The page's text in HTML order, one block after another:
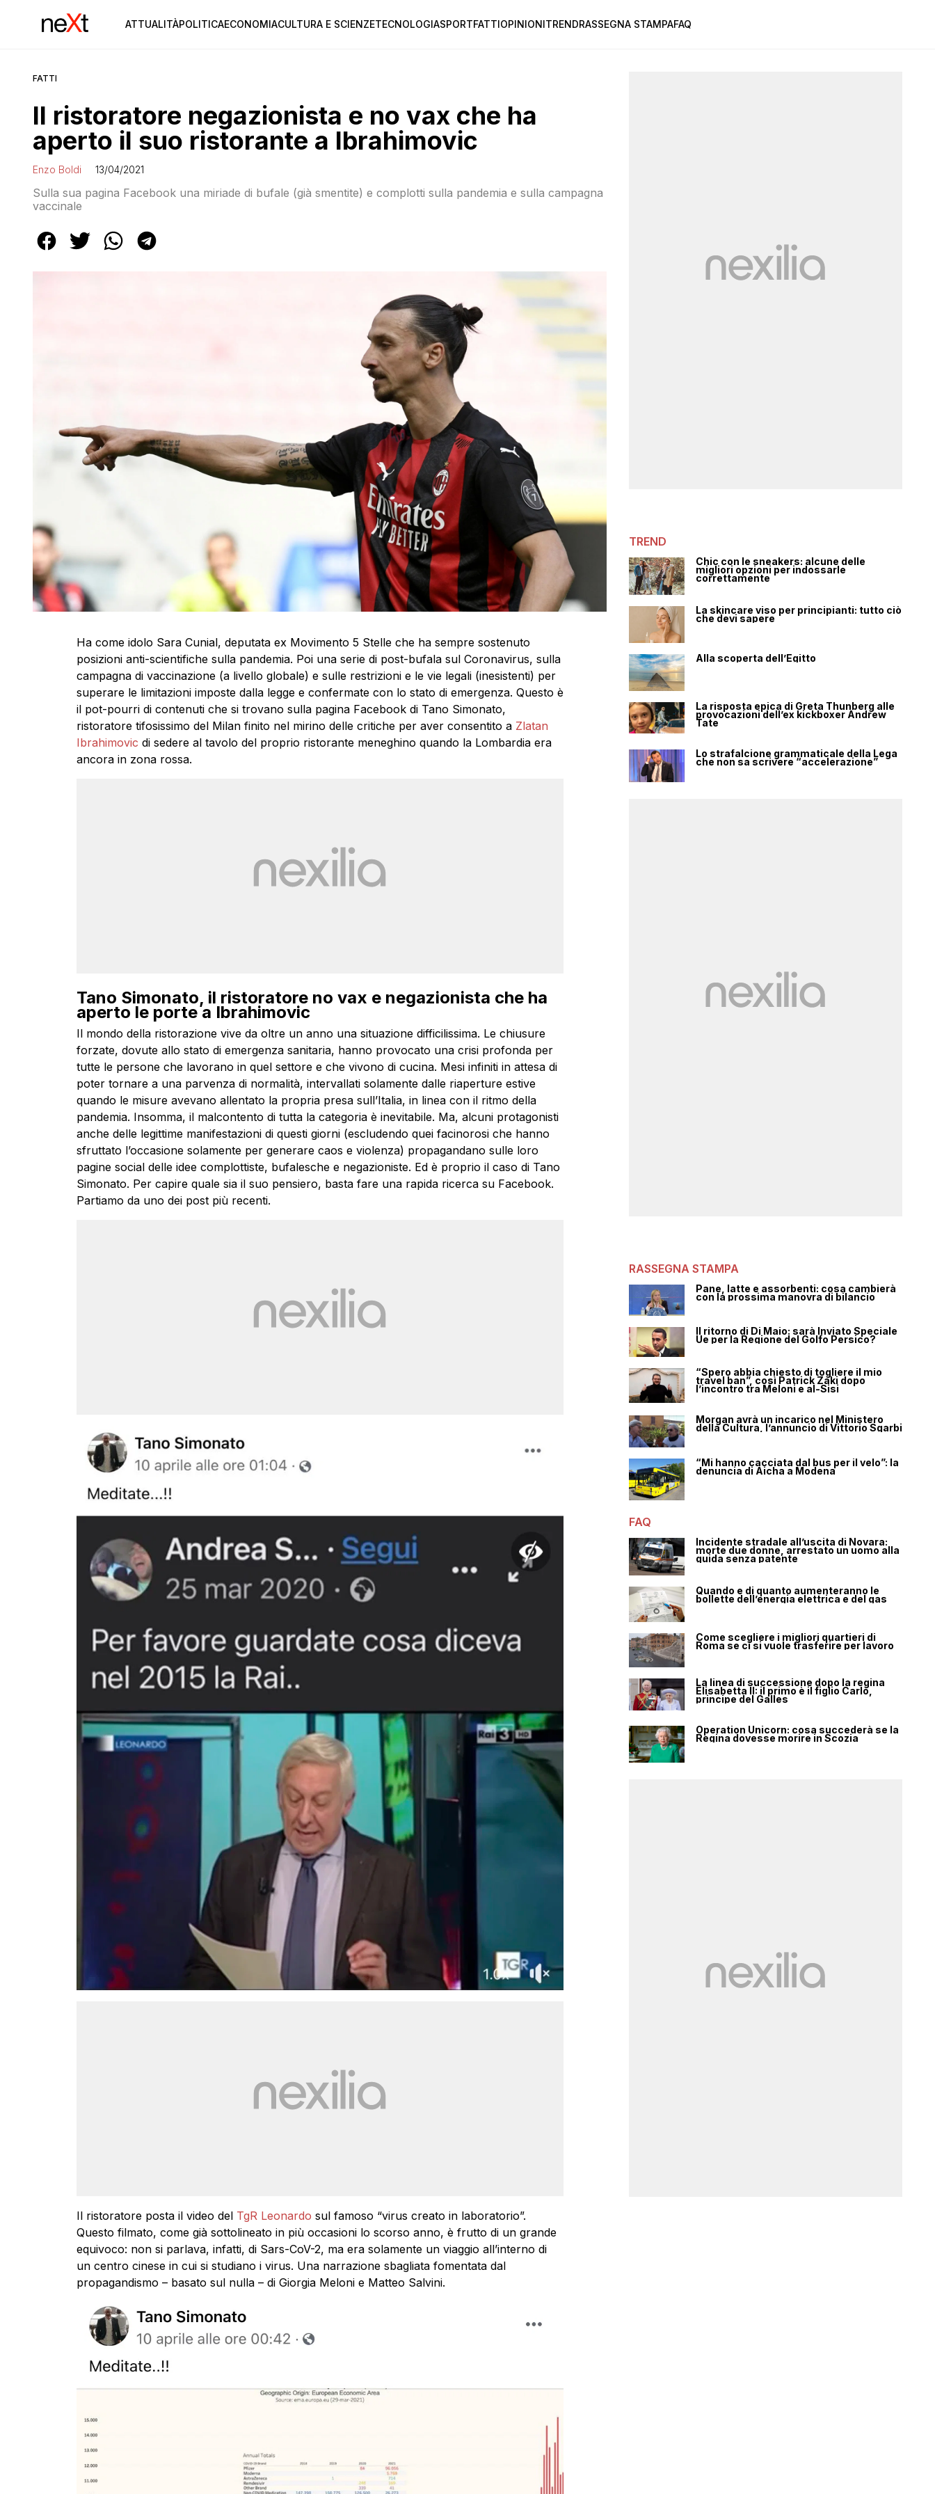
ATTUALITÀPOLITICAECONOMIACULTURA E SCIENZETECNOLOGIASPORTFATTIOPINIONITRENDRASSEGNA STAMPAFAQ
FATTI
Il ristoratore negazionista e no vax che ha
aperto il suo ristorante a Ibrahimovic
Enzo Boldi 13/04/2021
Sulla sua pagina Facebook una miriade di bufale (già smentite) e complotti sulla pandemia e sulla campagna
vaccinale
Ha come idolo Sara Cunial, deputata ex Movimento 5 Stelle che ha sempre sostenuto
posizioni anti-scientifiche sulla pandemia. Poi una serie di post-bufala sul Coronavirus, sulla
campagna di vaccinazione (a livello globale) e sulle restrizioni e le vie legali (inesistenti) per
superare le limitazioni imposte dalla legge e confermate con lo stato di emergenza. Questo è
il pot-pourri di contenuti che si trovano sulla pagina Facebook di Tano Simonato,
ristoratore tifosissimo del Milan finito nel mirino delle critiche per aver consentito a Zlatan
Ibrahimovic di sedere al tavolo del proprio ristorante meneghino quando la Lombardia era
ancora in zona rossa.
Tano Simonato, il ristoratore no vax e negazionista che ha
aperto le porte a Ibrahimovic
Il mondo della ristorazione vive da oltre un anno una situazione difficilissima. Le chiusure
forzate, dovute allo stato di emergenza sanitaria, hanno provocato una crisi profonda per
tutte le persone che lavorano in quel settore e che vivono di cucina. Mesi infiniti in attesa di
poter tornare a una parvenza di normalità, intervallati solamente dalle riaperture estive
quando le misure avevano allentato la propria presa sull’Italia, in linea con il ritmo della
pandemia. Insomma, il malcontento di tutta la categoria è inevitabile. Ma, alcuni protagonisti
anche delle legittime manifestazioni di questi giorni (escludendo quei facinorosi che hanno
sfruttato l’occasione solamente per generare caos e violenza) propagandano sulle loro
pagine social delle idee complottiste, bufalesche e negazioniste. Ed è proprio il caso di Tano
Simonato. Per capire quale sia il suo pensiero, basta fare una rapida ricerca su Facebook.
Partiamo da uno dei post più recenti.
Il ristoratore posta il video del TgR Leonardo sul famoso “virus creato in laboratorio”.
Questo filmato, come già sottolineato in più occasioni lo scorso anno, è frutto di un grande
equivoco: non si parlava, infatti, di Sars-CoV-2, ma era solamente un viaggio all’interno di
un centro cinese in cui si studiano i virus. Una narrazione sbagliata fomentata dal
propagandismo – basato sul nulla – di Giorgia Meloni e Matteo Salvini.
TREND
Chic con le sneakers: alcune delle
migliori opzioni per indossarle
correttamente
La skincare viso per principianti: tutto ciò
che devi sapere
Alla scoperta dell’Egitto
La risposta epica di Greta Thunberg alle
provocazioni dell’ex kickboxer Andrew
Tate
Lo strafalcione grammaticale della Lega
che non sa scrivere “accelerazione”
RASSEGNA STAMPA
Pane, latte e assorbenti: cosa cambierà
con la prossima manovra di bilancio
Il ritorno di Di Maio: sarà Inviato Speciale
Ue per la Regione del Golfo Persico?
“Spero abbia chiesto di togliere il mio
travel ban”, così Patrick Zaki dopo
l’incontro tra Meloni e al-Sisi
Morgan avrà un incarico nel Ministero
della Cultura, l’annuncio di Vittorio Sgarbi
“Mi hanno cacciata dal bus per il velo”: la
denuncia di Aicha a Modena
FAQ
Incidente stradale all’uscita di Novara:
morte due donne, arrestato un uomo alla
guida senza patente
Quando e di quanto aumenteranno le
bollette dell’energia elettrica e del gas
Come scegliere i migliori quartieri di
Roma se ci si vuole trasferire per lavoro
La linea di successione dopo la regina
Elisabetta II: il primo è il figlio Carlo,
principe del Galles
Operation Unicorn: cosa succederà se la
Regina dovesse morire in Scozia